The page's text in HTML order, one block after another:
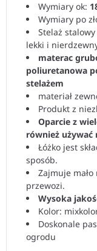
Wymiary ok:
Wymiary po
Stelaż stalowy
lekki i
materac
poliuretanowa
stelażem
materiał
Produkt z
Oparcie z
również używać
Łóżko jest
sposób.
Zajmuje
przewozi.
Wysoka
Kolor:
Doskonale
ogrodu